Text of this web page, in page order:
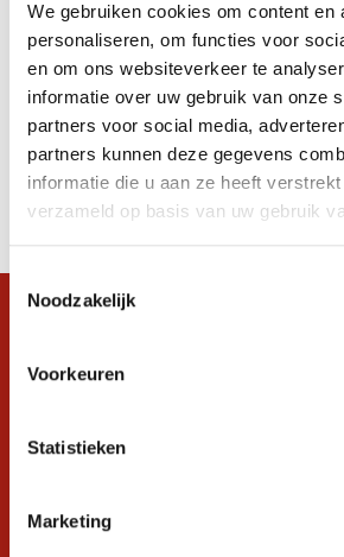
We gebruiken cookies om content en
personaliseren, om functies voor
en om ons websiteverkeer te
informatie over uw gebruik van onze
partners voor social media,
partners kunnen deze gegevens
informatie die u aan ze heeft
verzameld op basis van uw gebruik
Toestemmingsselectie
Noodzakelijk
Voorkeuren
Statistieken
Marketing
Apply filters
adidas
hoofdbeschermer blauw
Producten
Filter
Stel je vraag in de chat, en we helpen je
graag verder. 24/7
Volg ons